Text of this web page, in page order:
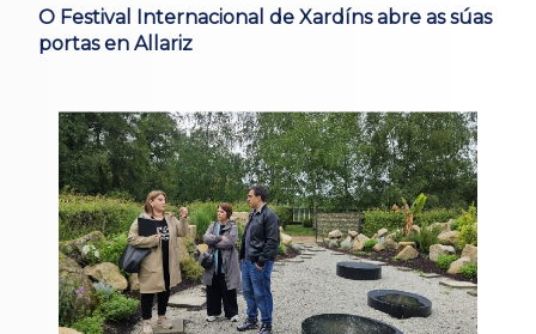
O Festival Internacional de Xardíns abre as súas
portas en Allariz